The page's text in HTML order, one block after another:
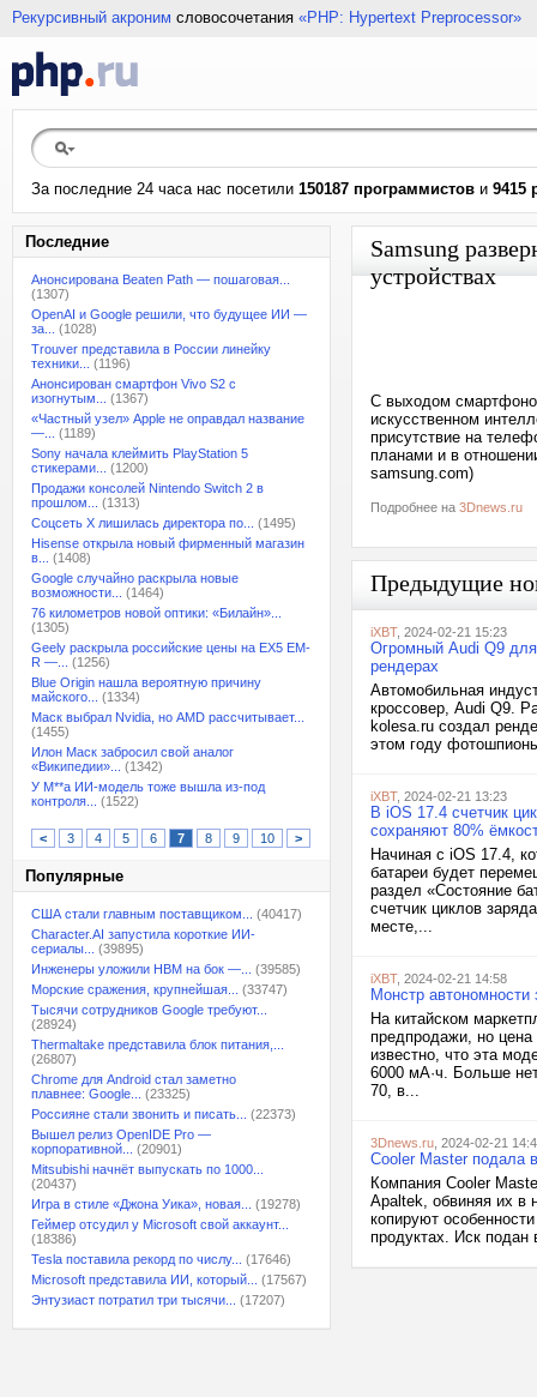
Рекурсивный акроним словосочетания «PHP: Hypertext Preprocessor»
За последние 24 часа нас посетили 150187 программистов и 9415
Последние
Анонсирована Beaten Path — пошаговая...
(1307)
OpenAI и Google решили, что будущее ИИ —
за...
(1028)
Trouver представила в России линейку
техники...
(1196)
Анонсирован смартфон Vivo S2 с
изогнутым...
(1367)
«Частный узел» Apple не оправдал название
—...
(1189)
Sony начала клеймить PlayStation 5
стикерами...
(1200)
Продажи консолей Nintendo Switch 2 в
прошлом...
(1313)
Соцсеть X лишилась директора по...
(1495)
Hisense открыла новый фирменный магазин
в...
(1408)
Google случайно раскрыла новые
возможности...
(1464)
76 километров новой оптики: «Билайн»...
(1305)
Geely раскрыла российские цены на EX5 EM-
R —...
(1256)
Blue Origin нашла вероятную причину
майского...
(1334)
Маск выбрал Nvidia, но AMD рассчитывает...
(1455)
Илон Маск забросил свой аналог
«Википедии»...
(1342)
У M**a ИИ-модель тоже вышла из-под
контроля...
(1522)
< 3 4 5 6 7 8 9 10 >
Популярные
США стали главным поставщиком...
(40417)
Character.AI запустила короткие ИИ-
сериалы...
(39895)
Инженеры уложили HBM на бок —...
(39585)
Морские сражения, крупнейшая...
(33747)
Тысячи сотрудников Google требуют...
(28924)
Thermaltake представила блок питания,...
(26807)
Chrome для Android стал заметно
плавнее: Google...
(23325)
Россияне стали звонить и писать...
(22373)
Вышел релиз OpenIDE Pro —
корпоративной...
(20901)
Mitsubishi начнёт выпускать по 1000...
(20437)
Игра в стиле «Джона Уика», новая...
(19278)
Геймер отсудил у Microsoft свой аккаунт...
(18386)
Tesla поставила рекорд по числу...
(17646)
Microsoft представила ИИ, который...
(17567)
Энтузиаст потратил три тысячи...
(17207)
Samsung
устройствах
С выходом
искусственном
присутствие на
планами и в
samsung.com)
Подробнее на 3Dnews.ru
Предыдущие
iXBT, 2024-02-21 15:23
Огромный Audi Q9 для
рендерах
Автомобильная
кроссовер, Audi Q9.
kolesa.ru создал
этом году
iXBT, 2024-02-21 13:23
В iOS 17.4 счетчик
сохраняют 80%
Начиная с iOS 17.4,
батареи будет
раздел «Состояние
счетчик циклов
месте,...
iXBT, 2024-02-21 14:58
Монстр
На китайском
предпродажи, но
известно, что эта
6000 мА·ч. Больше
70, в...
3Dnews.ru , 2024-02-21
Cooler Master подала
Компания Cooler
Apaltek, обвиняя их в
копируют
продуктах. Иск